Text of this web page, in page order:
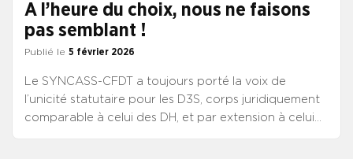
A l’heure du choix, nous ne faisons
pas semblant !
Publié le 5 février 2026
Le SYNCASS-CFDT a toujours porté la voix de
l’unicité statutaire pour les D3S, corps juridiquement
comparable à celui des DH, et par extension à celui